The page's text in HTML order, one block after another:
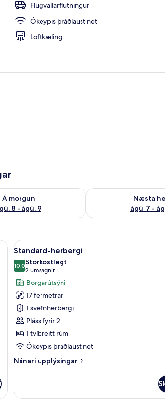
Flugvallarflutningur
Ókeypis þráðlaust net
Loftkæling
Á morgun
8 - ágú. 9
á morgun ágú. 8 - ágú. 9
Næsta
ágú. 7 -
Athuga framboð
míníbar, öryggishólf í herbergi, skrifborð
Skoða
allar
myndir
fyrir
Standard-
herbergi
Standard-
5
Standard-herbergi
10,010,0 af 10
Stórkostlegt
2 umsagnir
(2
umsagnir)
Borgarútsýni
17 fermetrar
1 svefnherbergi
Pláss fyrir 2
1 tvíbreitt rúm
Ókeypis þráðlaust net
Nánari upplýsingar
Nánari
herbergi